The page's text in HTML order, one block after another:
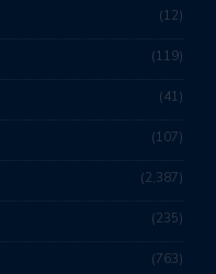
12
119
41
107
2,387
235
763